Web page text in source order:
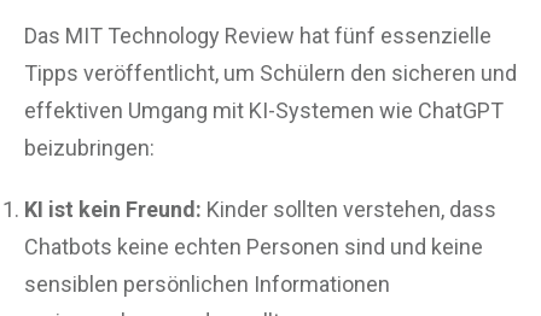
Das MIT Technology Review hat fünf essenzielle
Tipps veröffentlicht, um Schülern den sicheren und
effektiven Umgang mit KI-Systemen wie ChatGPT
beizubringen:
KI ist kein Freund: Kinder sollten verstehen, dass
Chatbots keine echten Personen sind und keine
sensiblen persönlichen Informationen